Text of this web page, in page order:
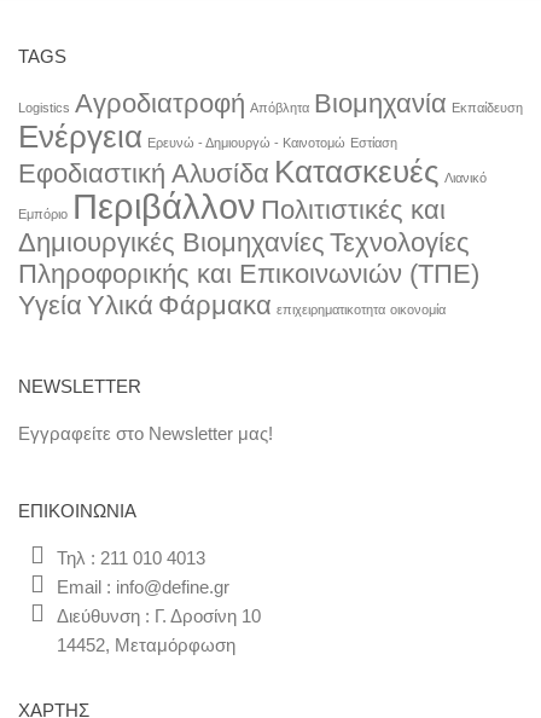
TAGS
Logistics Αγροδιατροφή Απόβλητα Βιομηχανία Εκπαίδευση
Ενέργεια Ερευνώ - Δημιουργώ - Καινοτομώ Εστίαση
Εφοδιαστική Αλυσίδα Κατασκευές Λιανικό
Εμπόριο Περιβάλλον Πολιτιστικές και
Δημιουργικές Βιομηχανίες Τεχνολογίες
Πληροφορικής και Επικοινωνιών (ΤΠΕ)
Υγεία Υλικά Φάρμακα επιχειρηματικοτητα οικονομία
NEWSLETTER
Εγγραφείτε στο Newsletter μας!
ΕΠΙΚΟΙΝΩΝΊΑ
Τηλ : 211 010 4013
Email : info@define.gr
Διεύθυνση : Γ. Δροσίνη 10
14452, Μεταμόρφωση
ΧΆΡΤΗΣ